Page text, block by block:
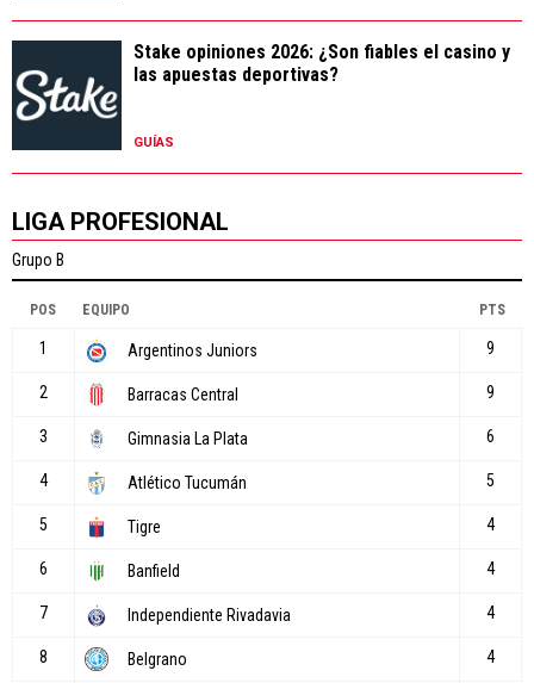
Stake opiniones 2026: ¿Son fiables el casino y
las apuestas deportivas?
GUÍAS
LIGA PROFESIONAL